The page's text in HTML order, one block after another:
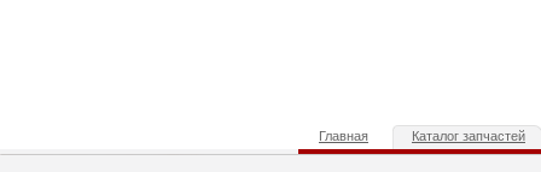
Главная Каталог запчастей